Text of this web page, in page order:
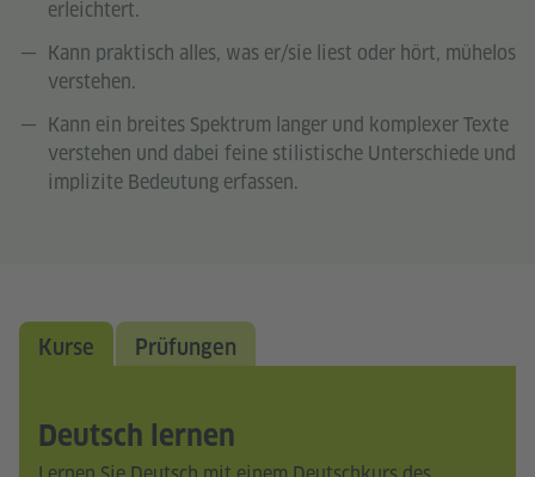
erleichtert.
Kann praktisch alles, was er/sie liest oder hört, mühelos
verstehen.
Kann ein breites Spektrum langer und komplexer Texte
verstehen und dabei feine stilistische Unterschiede und
implizite Bedeutung erfassen.
Kurse Prüfungen
Deutsch lernen